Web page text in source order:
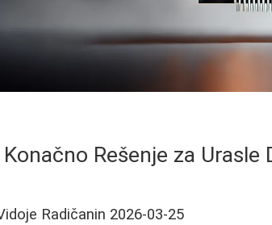
Konačno Rešenje za
Radičanin 2026-03-25